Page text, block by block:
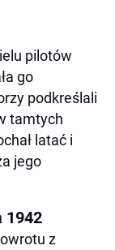
pilotów
go
podkreślali
tamtych
latać i
jego
1942
z